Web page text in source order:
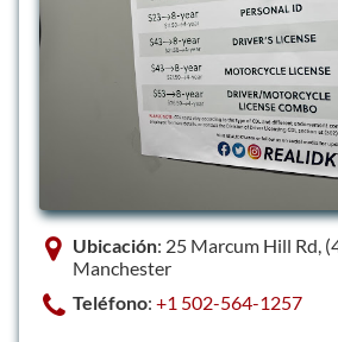
Ubicación: 25 Marcum Hill Rd,
Manchester
Teléfono: +1 502-564-1257